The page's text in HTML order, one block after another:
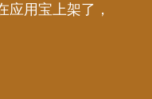
应用宝上架了，